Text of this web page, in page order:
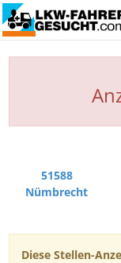
51588
Nümbrecht
Diese Stellen-